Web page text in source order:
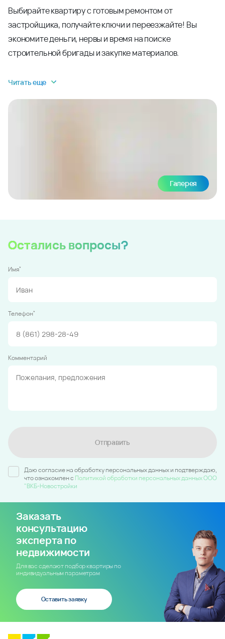
Выбирайте квартиру с готовым ремонтом от
застройщика, получайте ключи и переезжайте! Вы
экономите деньги, нервы и время на поиске
строительной бригады и закупке материалов.
Читать еще
Галерея
Остались вопросы?
Имя*
Телефон*
Комментарий
Отправить
Даю согласие на обработку персональных данных и подтверждаю,
что ознакомлен c Политикой обработки персональных данных ООО
"ВКБ-Новостройки
Заказать
консультацию
эксперта по
недвижимости
Для вас сделают подбор квартиры по
индивидуальным параметрам
Оставить заявку